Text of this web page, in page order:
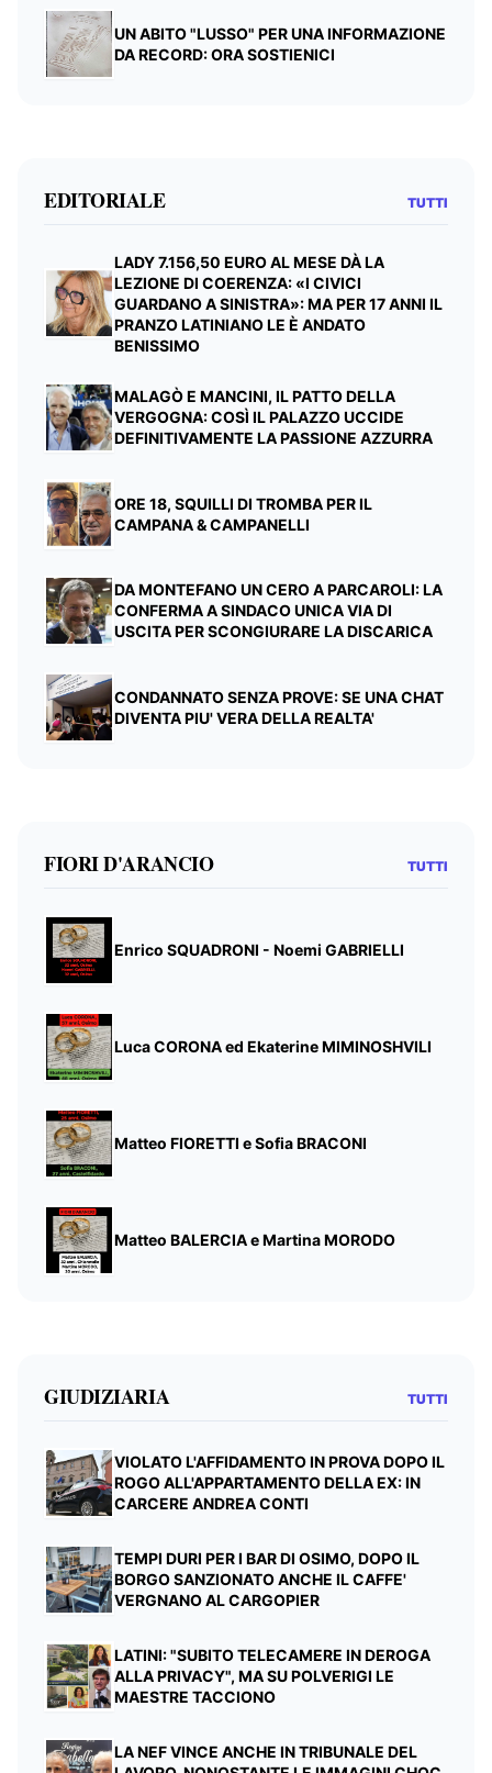
UN ABITO "LUSSO" PER UNA INFORMAZIONE
DA RECORD: ORA SOSTIENICI
EDITORIALE TUTTI
LADY 7.156,50 EURO AL MESE DÀ LA
LEZIONE DI COERENZA: «I CIVICI
GUARDANO A SINISTRA»: MA PER 17 ANNI IL
PRANZO LATINIANO LE È ANDATO
BENISSIMO
MALAGÒ E MANCINI, IL PATTO DELLA
VERGOGNA: COSÌ IL PALAZZO UCCIDE
DEFINITIVAMENTE LA PASSIONE AZZURRA
ORE 18, SQUILLI DI TROMBA PER IL
CAMPANA & CAMPANELLI
DA MONTEFANO UN CERO A PARCAROLI: LA
CONFERMA A SINDACO UNICA VIA DI
USCITA PER SCONGIURARE LA DISCARICA
CONDANNATO SENZA PROVE: SE UNA CHAT
DIVENTA PIU' VERA DELLA REALTA'
FIORI D'ARANCIO TUTTI
Enrico SQUADRONI - Noemi GABRIELLI
Luca CORONA ed Ekaterine MIMINOSHVILI
Matteo FIORETTI e Sofia BRACONI
Matteo BALERCIA e Martina MORODO
GIUDIZIARIA TUTTI
VIOLATO L'AFFIDAMENTO IN PROVA DOPO IL
ROGO ALL'APPARTAMENTO DELLA EX: IN
CARCERE ANDREA CONTI
TEMPI DURI PER I BAR DI OSIMO, DOPO IL
BORGO SANZIONATO ANCHE IL CAFFE'
VERGNANO AL CARGOPIER
LATINI: "SUBITO TELECAMERE IN DEROGA
ALLA PRIVACY", MA SU POLVERIGI LE
MAESTRE TACCIONO
LA NEF VINCE ANCHE IN TRIBUNALE DEL